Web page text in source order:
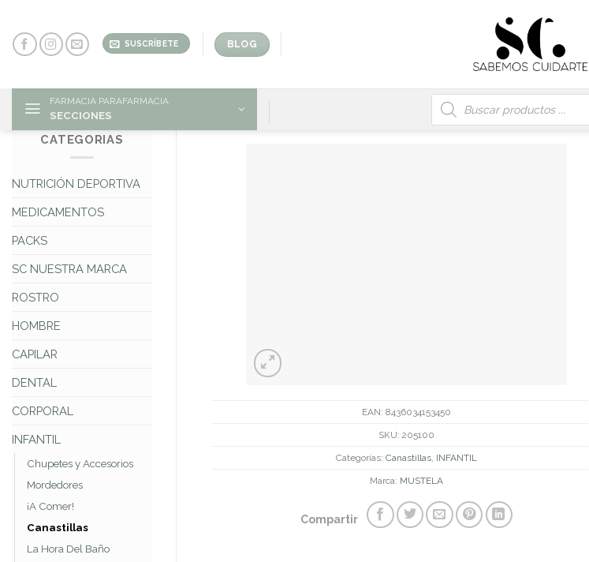
content
SUSCRÍBETE BLOG
FARMACIA PARAFARMACIA
SECCIONES
Búsqueda
de
productos
CATEGORIAS
NUTRICIÓN DEPORTIVA
MEDICAMENTOS
PACKS
SC NUESTRA MARCA
ROSTRO
HOMBRE
CAPILAR
DENTAL
CORPORAL
INFANTIL
Chupetes y Accesorios
Mordedores
¡A Comer!
Canastillas
La Hora Del Baño
EAN: 8436034153450
SKU: 205100
Categorías: Canastillas, INFANTIL
Marca: MUSTELA
Compartir